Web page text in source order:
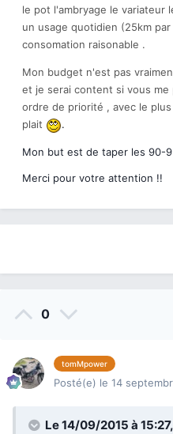
le pot l'ambryage le variateur
un usage quotidien (25km
consomation raisonable .
Mon budget n'est pas
et je serai content si vous
ordre de priorité , avec le
plait
.
Mon but est de taper les 90-
Merci pour votre attention !!
0
tomMpower
Posté(e) le 14
Le 14/09/2015 à 15:27,